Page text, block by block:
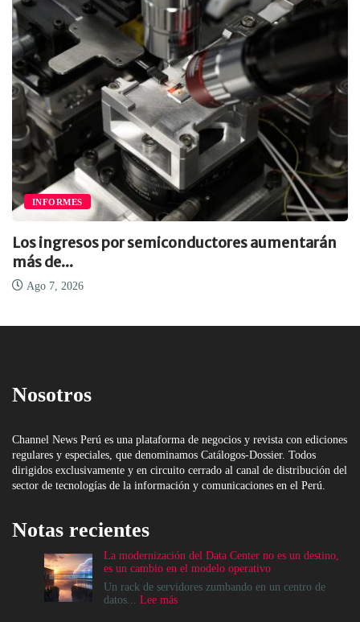
INFORMES
Los ingresos por semiconductores aumentarán
más de...
Ago 7, 2026
Nosotros
Channel News Perú es una plataforma de negocios y revista con ediciones
regulares y especiales, que denominamos Catálogos-Dossier. Todos
dirigidos exclusivamente y en circuito cerrado al canal de distribución del
sector de tecnologías de la información y comunicaciones en el Perú.
Notas recientes
La modernización del Data Center no es un destino,
es un cambio en el modelo operativo
Un rack de servidores zumbando en un centro de
datos... Lee más: